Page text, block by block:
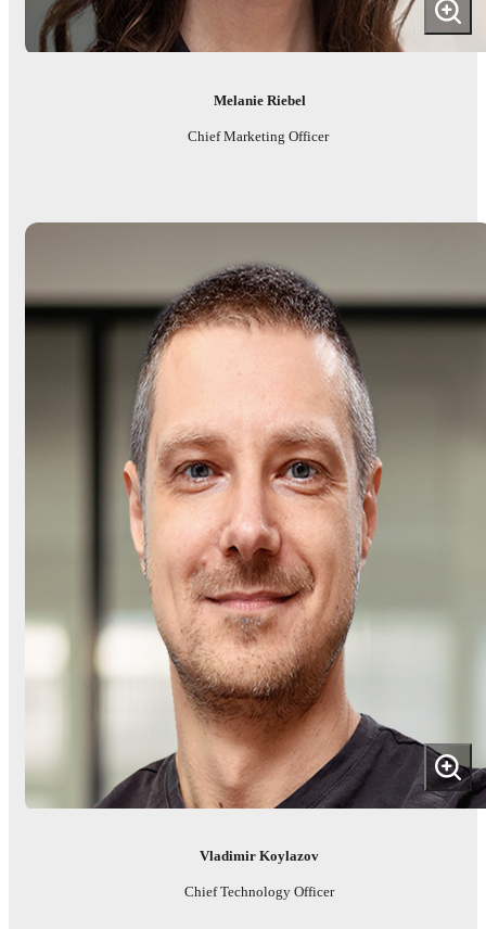
Melanie Riebel
Chief Marketing Officer
Vladimir Koylazov
Chief Technology Officer